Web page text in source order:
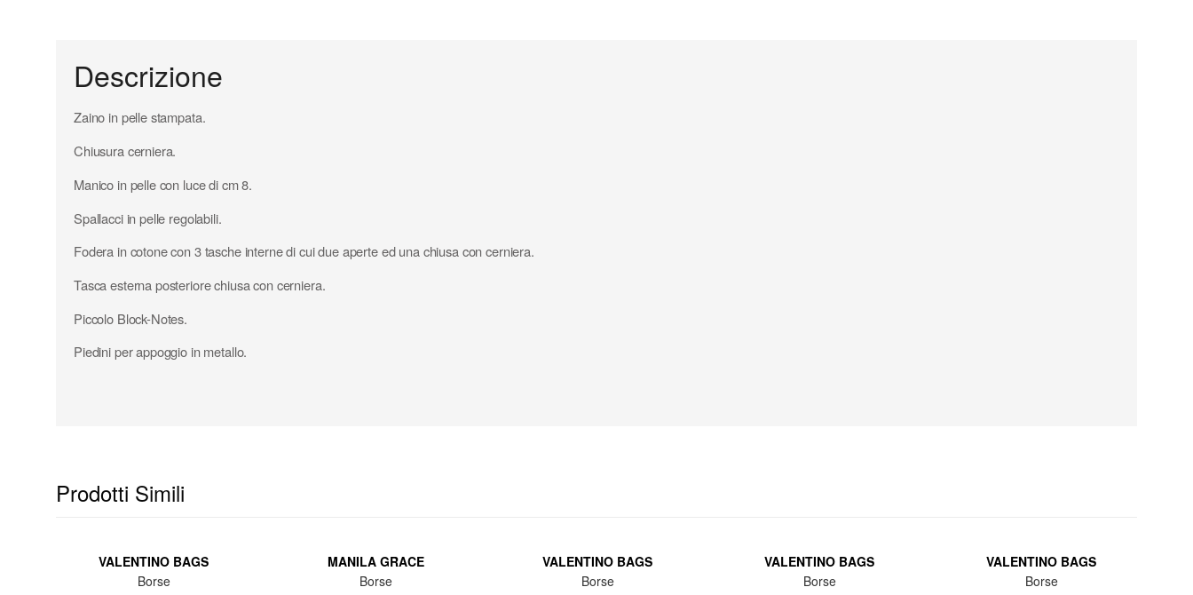
Descrizione
Zaino in pelle stampata.
Chiusura cerniera.
Manico in pelle con luce di cm 8.
Spallacci in pelle regolabili.
Fodera in cotone con 3 tasche interne di cui due aperte ed una chiusa con cerniera.
Tasca esterna posteriore chiusa con cerniera.
Piccolo Block-Notes.
Piedini per appoggio in metallo.
Prodotti Simili
VALENTINO BAGS
Borse
MANILA GRACE
Borse
VALENTINO BAGS
Borse
VALENTINO BAGS
Borse
VALENTINO BAGS
Borse